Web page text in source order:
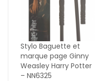
Stylo Baguette et
marque page Ginny
Weasley Harry Potter
– NN6325